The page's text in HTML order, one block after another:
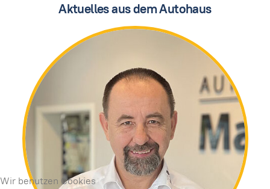
Aktuelles aus dem Autohaus
Wir benutzen Cookies